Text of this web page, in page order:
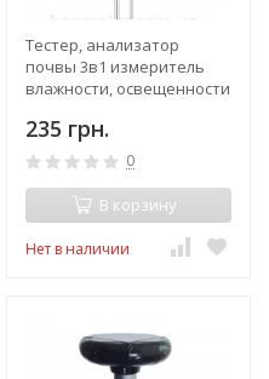
Тестер, анализатор
почвы 3в1 измеритель
влажности, освещенности
235 грн.
0
В корзину
Нет в наличии